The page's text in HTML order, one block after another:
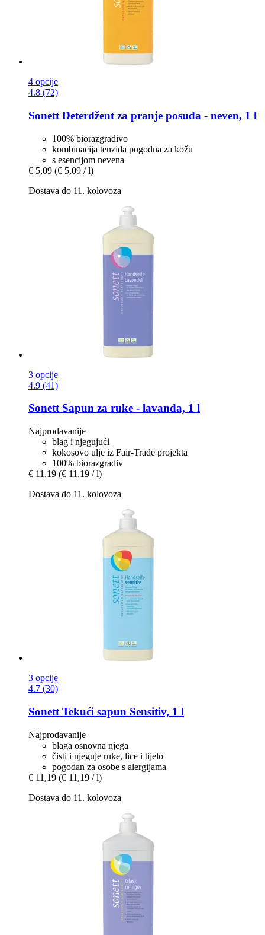
4 opcije
4.8 (72)
Sonett Deterdžent za pranje posuđa -​ neven, 1 l
100% biorazgradivo
kombinacija tenzida pogodna za kožu
s esencijom nevena
€ 5,09 (€ 5,09 / l)
Dostava do 11. kolovoza
3 opcije
4.9 (41)
SonettSapun za ruke -​ lavanda, 1 l
Najprodavanije
blag i njegujući
kokosovo ulje iz Fair-Trade projekta
100% biorazgradiv
€ 11,19 (€ 11,19 / l)
Dostava do 11. kolovoza
3 opcije
4.7 (30)
Sonett Tekući sapun Sensitiv, 1 l
Najprodavanije
blaga osnovna njega
čisti i njeguje ruke, lice i tijelo
pogodan za osobe s alergijama
€ 11,19 (€ 11,19 / l)
Dostava do 11. kolovoza